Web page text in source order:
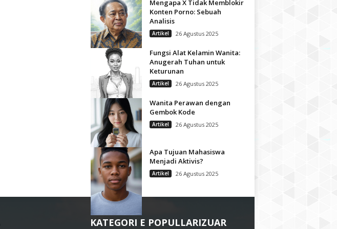
Mengapa X Tidak Memblokir
Konten Porno: Sebuah
Analisis
Artikel 26 Agustus 2025
Fungsi Alat Kelamin Wanita:
Anugerah Tuhan untuk
Keturunan
Artikel 26 Agustus 2025
Wanita Perawan dengan
Gembok Kode
Artikel 26 Agustus 2025
Apa Tujuan Mahasiswa
Menjadi Aktivis?
Artikel 26 Agustus 2025
KATEGORI E POPULLARIZUAR